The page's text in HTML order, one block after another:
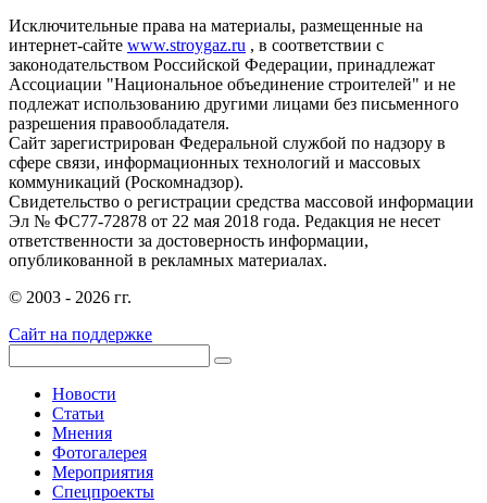
Исключительные права на материалы, размещенные на
интернет-сайте www.stroygaz.ru , в соответствии с
законодательством Российской Федерации, принадлежат
Ассоциации "Национальное объединение строителей" и не
подлежат использованию другими лицами без письменного
разрешения правообладателя.
Сайт зарегистрирован Федеральной службой по надзору в
сфере связи, информационных технологий и массовых
коммуникаций (Роскомнадзор).
Свидетельство о регистрации средства массовой информации
Эл № ФС77-72878 от 22 мая 2018 года. Редакция не несет
ответственности за достоверность информации,
опубликованной в рекламных материалах.
© 2003 - 2026 гг.
Сайт на поддержке
Новости
Статьи
Мнения
Фотогалерея
Мероприятия
Спецпроекты